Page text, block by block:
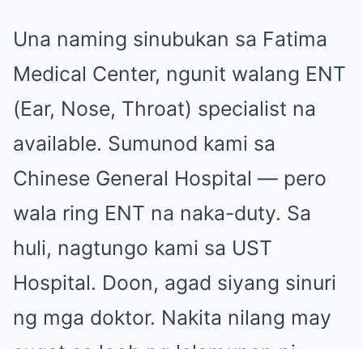
Una naming sinubukan sa Fatima
Medical Center, ngunit walang ENT
(Ear, Nose, Throat) specialist na
available. Sumunod kami sa
Chinese General Hospital — pero
wala ring ENT na naka-duty. Sa
huli, nagtungo kami sa UST
Hospital. Doon, agad siyang sinuri
ng mga doktor. Nakita nilang may